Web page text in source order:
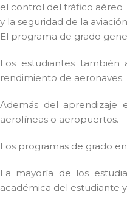
el control del tráfico aéreo
y la seguridad de la
El programa de grado
Los estudiantes
rendimiento de aeronaves.
Además del aprendizaje
aerolíneas o aeropuertos.
Los programas de grado
La mayoría de los
académica del estudiante